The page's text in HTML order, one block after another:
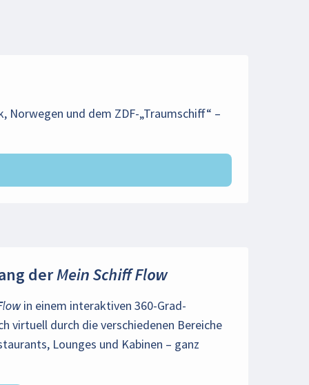
und dem ZDF-„Traumschiff“ –
derMein Schiff Flow
in einem interaktiven 360-Grad-
virtuell durch die verschiedenen Bereiche
Lounges und Kabinen – ganz